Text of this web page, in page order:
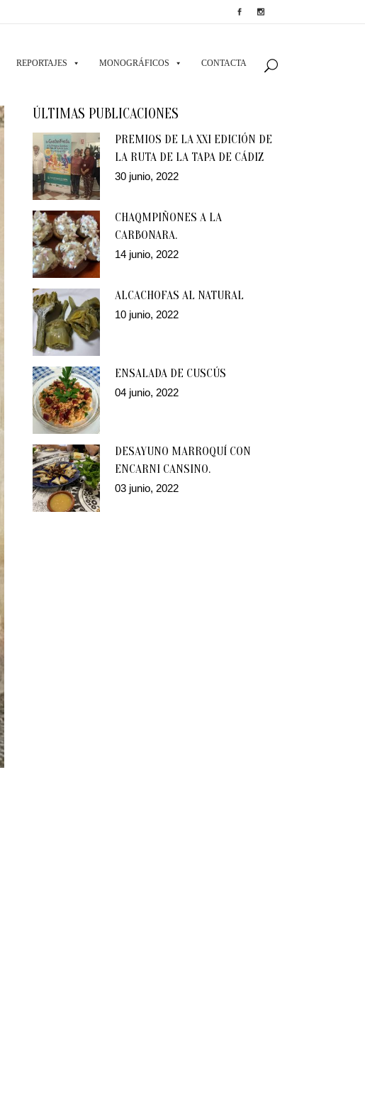
REPORTAJES MONOGRÁFICOS CONTACTA
ÚLTIMAS PUBLICACIONES
PREMIOS DE LA XXI EDICIÓN DE
LA RUTA DE LA TAPA DE CÁDIZ
30 junio, 2022
CHAQMPIÑONES A LA
CARBONARA.
14 junio, 2022
ALCACHOFAS AL NATURAL
10 junio, 2022
ENSALADA DE CUSCÚS
04 junio, 2022
DESAYUNO MARROQUÍ CON
ENCARNI CANSINO.
03 junio, 2022